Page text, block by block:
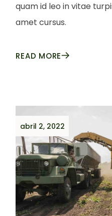
quam id leo in vitae
amet cursus.
READ MORE
abril 2, 2022